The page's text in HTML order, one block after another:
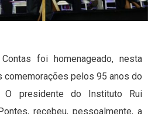
foi homenageado, nesta
comemorações pelos 95 anos do
O presidente do Instituto Rui
recebeu, pessoalmente, a